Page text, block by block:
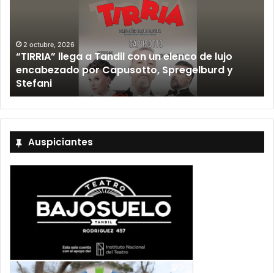
2 octubre, 2026
“TIRRIA” llega a Tandil con un elenco de lujo
encabezado por Capusotto, Spregelburd y
Stefani
Auspiciantes